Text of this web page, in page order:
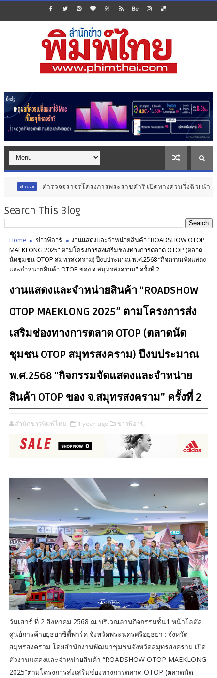
จจราจรโครงการพระราชดำริ เปิดทางด่วนวิ่งฉิว! นำส่งอวัยวะหัวใจดวงที่
Search This Blog
Home ข่าวพีอาร์
งานแสดงและจำหน่ายสินค้า “ROADSHOW OTOP
MAEKLONG 2025” ตามโครงการส่งเสริมช่องทางการตลาด OTOP (ตลาด
นัดชุมชน OTOP สมุทรสงคราม) ปีงบประมาณ พ.ศ.2568 “กิจกรรมจัดแสดง
และจำหน่ายสินค้า OTOP ของ จ.สมุทรสงคราม” ครั้งที่ 2
งานแสดงและจำหน่ายสินค้า “ROADSHOW
OTOP MAEKLONG 2025” ตามโครงการส่ง
เสริมช่องทางการตลาด OTOP (ตลาดนัด
ชุมชน OTOP สมุทรสงคราม) ปีงบประมาณ
พ.ศ.2568 “กิจกรรมจัดแสดงและจำหน่าย
สินค้า OTOP ของ จ.สมุทรสงคราม” ครั้งที่ 2
สำนักข่าวพิมพ์ไทย 1 year ago ข่าวพีอาร์,
วันเสาร์ ที่ 2 สิงหาคม 2568 ณ บริเวณลานกิจกรรมชั้น1 หน้าโลตัส
ศูนย์การค้าอยุธยาซิตี้พาร์ค จังหวัดพระนครศรีอยุธยา : จังหวัด
สมุทรสงคราม โดยสำนักงานพัฒนาชุมชนจังหวัดสมุทรสงคราม เปิด
ตัวงานแสดงและจำหน่ายสินค้า “ROADSHOW OTOP MAEKLONG
2025”ตามโครงการส่งเสริมช่องทางการตลาด OTOP (ตลาดนัด